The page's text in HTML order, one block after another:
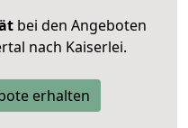
bei den Angeboten
nach Kaiserlei.
erhalten